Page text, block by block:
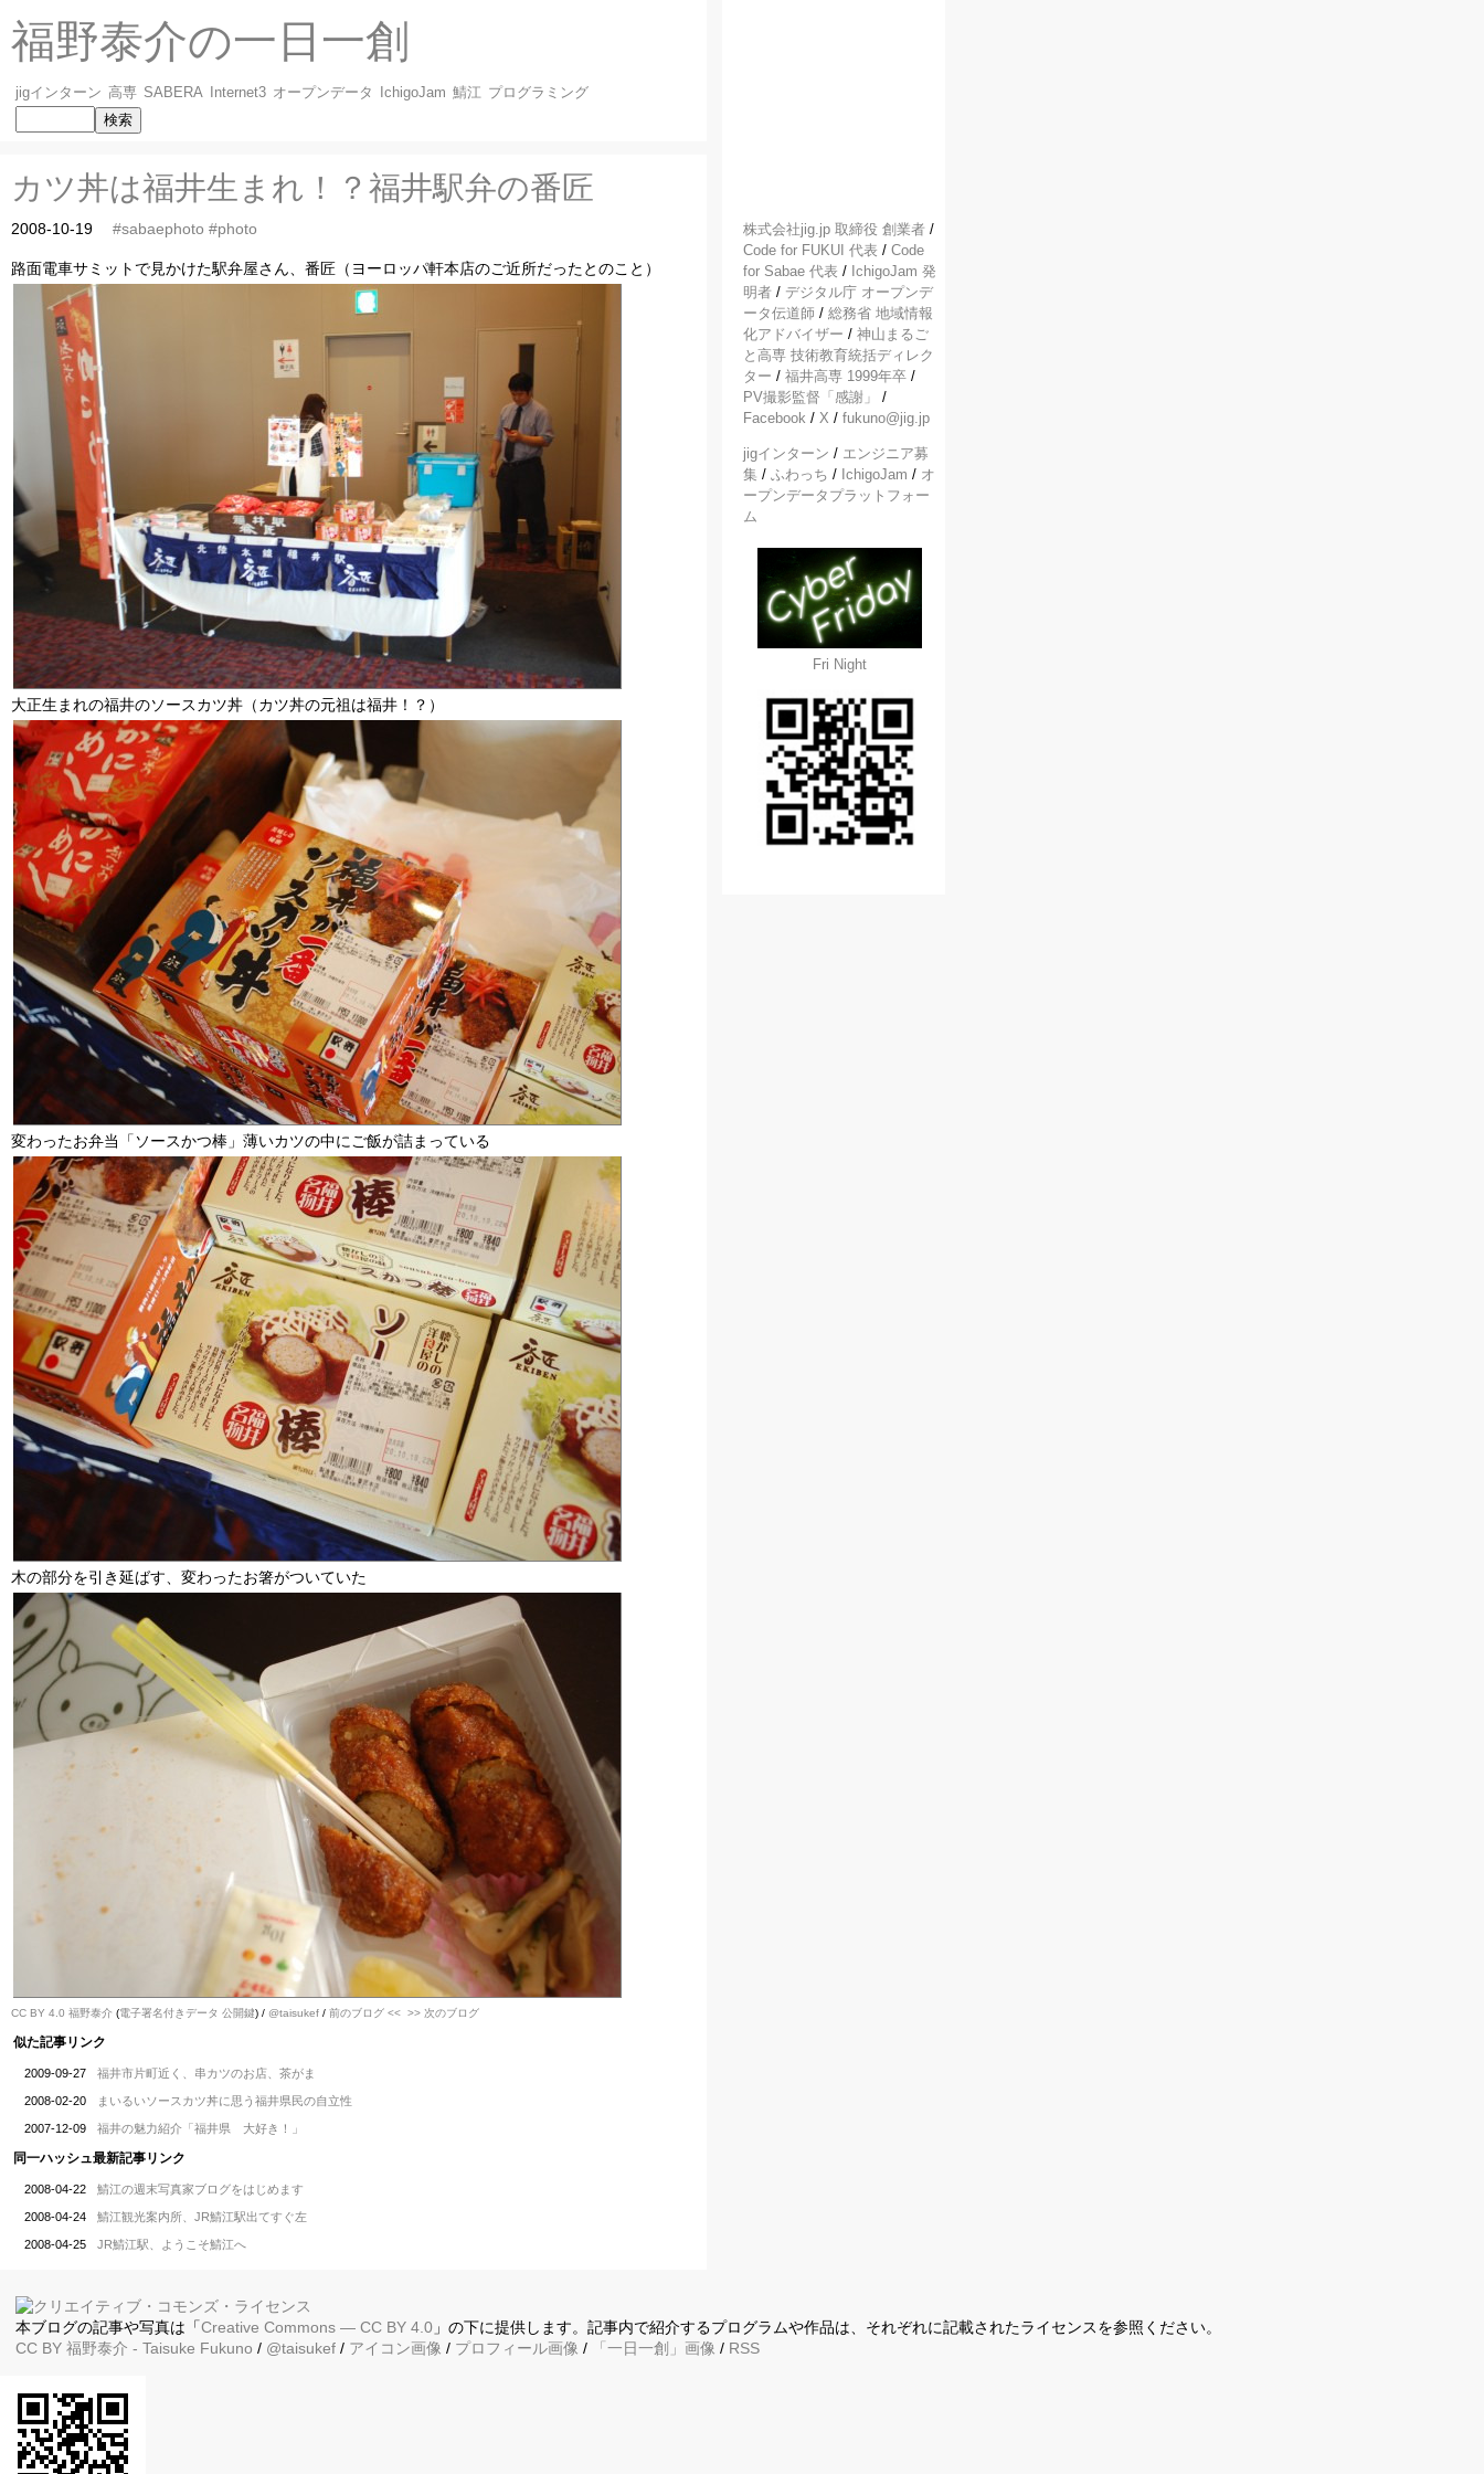
福野泰介の一日一創
jigインターン 高専 SABERA Internet3 オープンデータ IchigoJam 鯖江 プログラミング
カツ丼は福井生まれ！？福井駅弁の番匠
2008-10-19 #sabaephoto #photo
路面電車サミットで見かけた駅弁屋さん、番匠（ヨーロッパ軒本店のご近所だったとのこと）
大正生まれの福井のソースカツ丼（カツ丼の元祖は福井！？）
変わったお弁当「ソースかつ棒」薄いカツの中にご飯が詰まっている
木の部分を引き延ばす、変わったお箸がついていた
CC BY 4.0 福野泰介 (電子署名付きデータ 公開鍵) / @taisukef / 前のブログ << >> 次のブログ
似た記事リンク
2009-09-27 福井市片町近く、串カツのお店、茶がま
2008-02-20 まいるいソースカツ丼に思う福井県民の自立性
2007-12-09 福井の魅力紹介「福井県 大好き！」
同一ハッシュ最新記事リンク
2008-04-22 鯖江の週末写真家ブログをはじめます
2008-04-24 鯖江観光案内所、JR鯖江駅出てすぐ左
2008-04-25 JR鯖江駅、ようこそ鯖江へ
株式会社jig.jp 取締役 創業者 /
Code for FUKUI 代表 / Code
for Sabae 代表 / IchigoJam 発
明者 / デジタル庁 オープンデ
ータ伝道師 / 総務省 地域情報
化アドバイザー / 神山まるご
と高専 技術教育統括ディレク
ター / 福井高専 1999年卒 /
PV撮影監督「感謝」
/
Facebook / X / fukuno@jig.jp
jigインターン / エンジニア募
集 / ふわっち / IchigoJam / オ
ープンデータプラットフォー
ム
Fri Night
本ブログの記事や写真は「Creative Commons — CC BY 4.0 」の下に提供します。記事内で紹介するプログラムや作品は、それぞれに記載されたライセンスを参照ください。
CC BY 福野泰介 - Taisuke Fukuno / @taisukef / アイコン画像 / プロフィール画像 / 「一日一創」画像 / RSS